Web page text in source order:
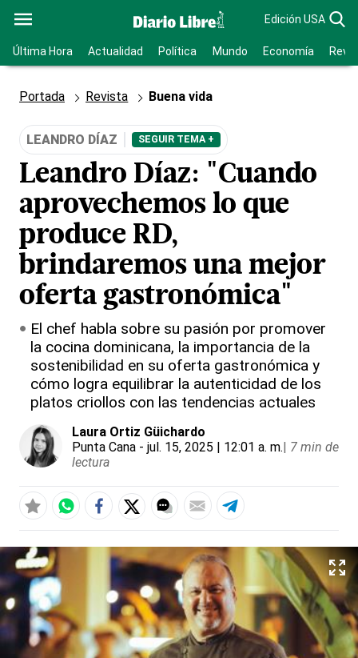
Edición USA
Última Hora Actualidad Política Mundo Economía
Portada Revista Buena vida
LEANDRO DÍAZ SEGUIR TEMA +
Leandro Díaz: "Cuando
aprovechemos lo que
produce RD,
brindaremos una mejor
oferta gastronómica"
El chef habla sobre su pasión por promover
la cocina dominicana, la importancia de la
sostenibilidad en su oferta gastronómica y
cómo logra equilibrar la autenticidad de los
platos criollos con las tendencias actuales
Laura Ortiz Güichardo
Punta Cana - jul. 15, 2025 | 12:01 a. m.| 7 min de
lectura